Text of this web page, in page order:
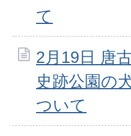
て
2月19日 唐
史跡公園の
ついて